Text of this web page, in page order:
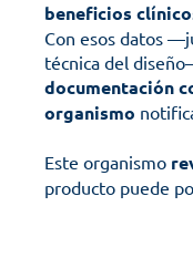
beneficios
Con esos datos
documentación
organismo
Este organismo
producto puede